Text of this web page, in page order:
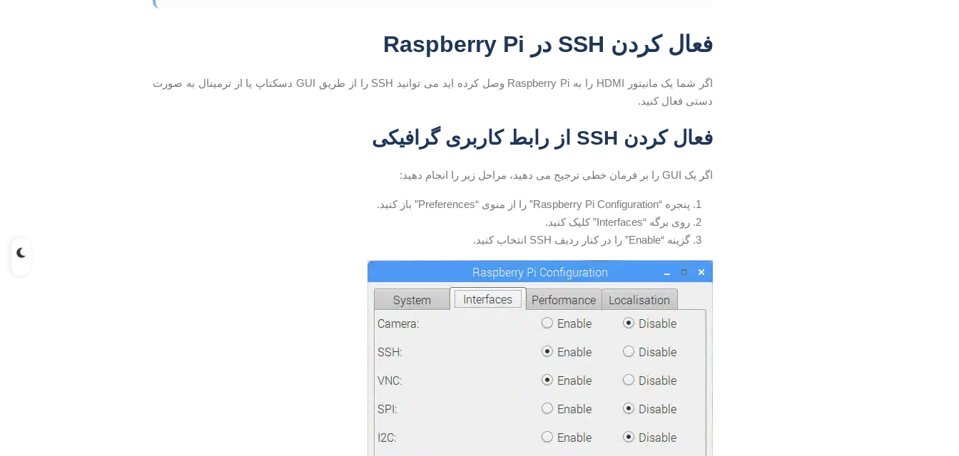
فعال کردن SSH در Raspberry Pi
اگر شما یک مانیتور HDMI را به Raspberry Pi وصل کرده اید می توانید SSH را از طریق GUI دسکتاپ یا از ترمینال به صورت
دستی فعال کنید.
فعال کردن SSH از رابط کاربری گرافیکی
اگر یک GUI را بر فرمان خطی ترجیح می دهید، مراحل زیر را انجام دهید:
پنجره “Raspberry Pi Configuration” را از منوی “Preferences” باز کنید.
روی برگه “Interfaces” کلیک کنید.
گزینه “Enable” را در کنار ردیف SSH انتخاب کنید.